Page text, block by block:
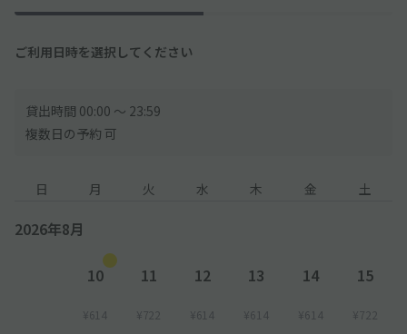
ご利用日時を選択してください
貸出時間 00:00 〜 23:59
複数日の予約 可
日 月 火 水 木 金 土
2026年8月
10
¥614
11
¥722
12
¥614
13
¥614
14
¥614
15
¥722